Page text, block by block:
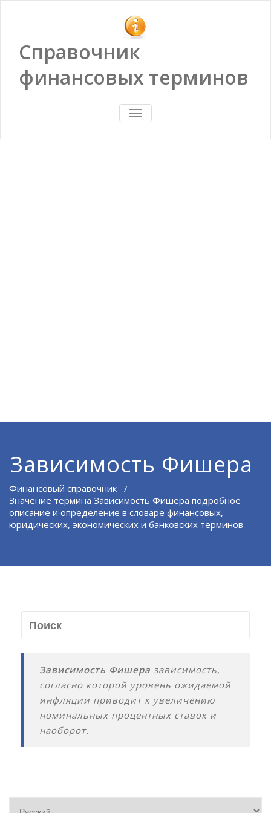
Справочник
финансовых терминов
ПОКАЗАТЬ/
СКРЫТЬ
Зависимость Фишера
Финансовый справочник /
Значение термина Зависимость Фишера подробное
описание и определение в словаре финансовых,
юридических, экономических и банковских терминов
Зависимость Фишера зависимость,
согласно которой уровень ожидаемой
инфляции приводит к увеличению
номинальных процентных ставок и
наоборот.